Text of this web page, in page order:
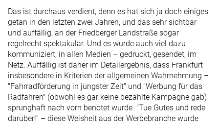
Das ist durchaus verdient, denn es hat sich ja doch einiges
getan in den letzten zwei Jahren, und das sehr sichtbar
und auffällig, an der Friedberger Landstraße sogar
regelrecht spektakulär. Und es wurde auch viel dazu
kommuniziert, in allen Medien – gedruckt, gesendet, im
Netz. Auffällig ist daher im Detailergebnis, dass Frankfurt
insbesondere in Kriterien der allgemeinen Wahrnehmung –
"Fahrradförderung in jüngster Zeit" und "Werbung für das
Radfahren" (obwohl es gar keine bezahlte Kampagne gab)
sprunghaft nach vorn benotet wurde. "Tue Gutes und rede
darüber!" – diese Weisheit aus der Werbebranche wurde